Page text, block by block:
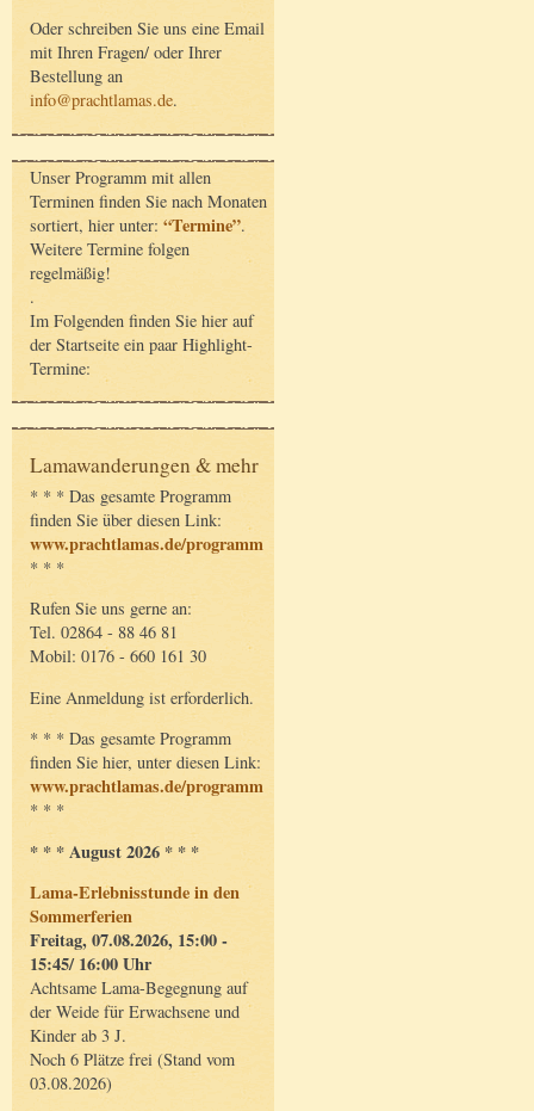
Oder schreiben Sie uns eine Email
mit Ihren Fragen/ oder Ihrer
Bestellung an
info@prachtlamas.de.
Unser Programm mit allen
Terminen finden Sie nach Monaten
sortiert, hier unter: “Termine”.
Weitere Termine folgen
regelmäßig!
.
Im Folgenden finden Sie hier auf
der Startseite ein paar Highlight-
Termine:
Lamawanderungen & mehr
* * * Das gesamte Programm
finden Sie über diesen Link:
www.prachtlamas.de/programm
* * *
Rufen Sie uns gerne an:
Tel. 02864 - 88 46 81
Mobil: 0176 - 660 161 30
Eine Anmeldung ist erforderlich.
* * * Das gesamte Programm
finden Sie hier, unter diesen Link:
www.prachtlamas.de/programm
* * *
* * * August 2026 * * *
Lama-Erlebnisstunde in den
Sommerferien
Freitag, 07.08.2026, 15:00 -
15:45/ 16:00 Uhr
Achtsame Lama-Begegnung auf
der Weide für Erwachsene und
Kinder ab 3 J.
Noch 6 Plätze frei (Stand vom
03.08.2026)